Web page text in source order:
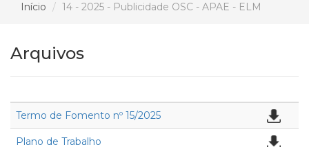
Início 14 - 2025 - Publicidade OSC - APAE - ELM
Arquivos
Termo de Fomento nº 15/2025
Plano de Trabalho